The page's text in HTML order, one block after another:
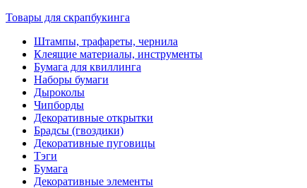
Товары для скрапбукинга
Штампы, трафареты, чернила
Клеящие материалы, инструменты
Бумага для квиллинга
Наборы бумаги
Дыроколы
Чипборды
Декоративные открытки
Брадсы (гвоздики)
Декоративные пуговицы
Тэги
Бумага
Декоративные элементы